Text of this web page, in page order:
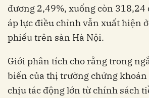
đương 2,49%, xuống còn 318,24
áp lực điều chỉnh vẫn xuất hiện
phiếu trên sàn Hà Nội.
Giới phân tích cho rằng trong
biến của thị trường chứng khoán
chịu tác động lớn từ chính sách